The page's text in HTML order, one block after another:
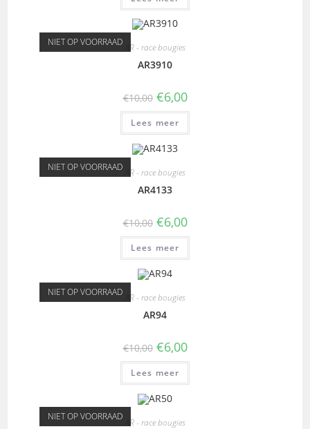
NIET OP VOORRAAD AR - race bougies
AR3910
€10,00 €6,00
Lees meer
NIET OP VOORRAAD AR - race bougies
AR4133
€10,00 €6,00
Lees meer
NIET OP VOORRAAD AR - race bougies
AR94
€10,00 €6,00
Lees meer
NIET OP VOORRAAD AR - race bougies